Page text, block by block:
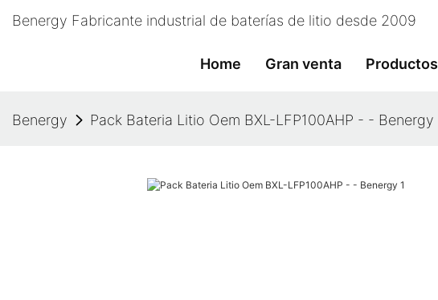
Benergy Fabricante industrial de baterías de litio desde 2009
Home Gran venta Productos
Benergy Pack Bateria Litio Oem BXL-LFP100AHP - - Benergy